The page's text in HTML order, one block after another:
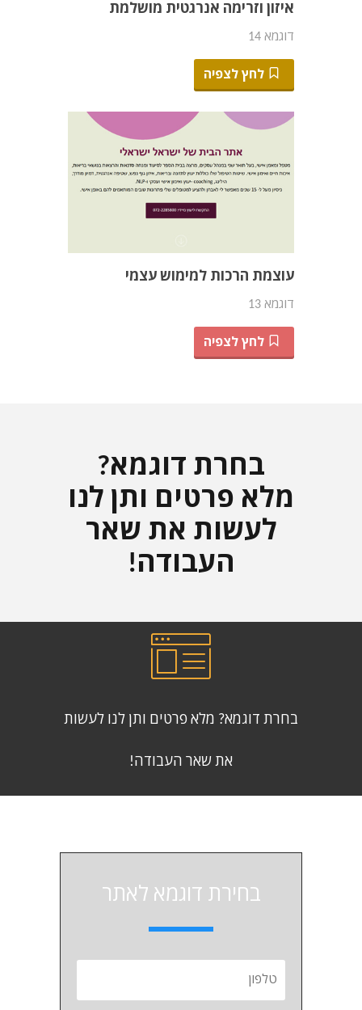
איזון וזרימה אנרגטית מושלמת
דוגמא 14
לחץ לצפיה
עוצמת הרכות למימוש עצמי
דוגמא 13
לחץ לצפיה
בחרת דוגמא?
מלא פרטים ותן לנו
לעשות את שאר
העבודה!
בחרת דוגמא? מלא פרטים ותן לנו לעשות
את שאר העבודה!
בחירת דוגמא לאתר